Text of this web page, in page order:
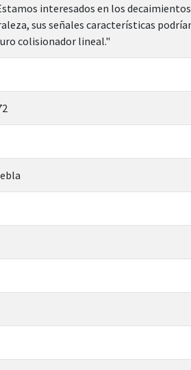
interesados en los decaimientos
sus señales características
colisionador lineal."